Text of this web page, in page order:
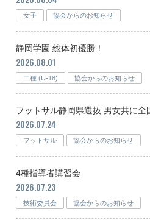
女子 協会からのお知らせ
静岡学園 総体初優勝！
2026.08.01
二種 (U-18) 協会からのお知らせ
フットサル静岡県選抜 男女共に全
2026.07.24
フットサル 協会からのお知らせ
4種指導者講習会
2026.07.23
技術委員会 協会からのお知らせ